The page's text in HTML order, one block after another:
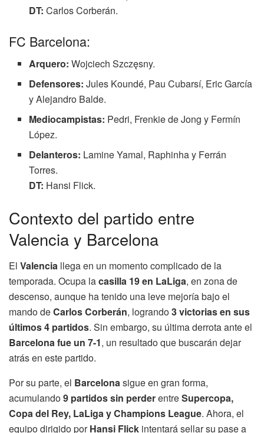
DT: Carlos Corberán.
FC Barcelona:
Arquero: Wojciech Szczęsny.
Defensores: Jules Koundé, Pau Cubarsí, Eric García
y Alejandro Balde.
Mediocampistas: Pedri, Frenkie de Jong y Fermín
López.
Delanteros: Lamine Yamal, Raphinha y Ferrán
Torres.
DT: Hansi Flick.
Contexto del partido entre
Valencia y Barcelona
El Valencia llega en un momento complicado de la
temporada. Ocupa lacasilla 19 en LaLiga, en zona de
descenso, aunque ha tenido una leve mejoría bajo el
mando deCarlos Corberán, logrando3 victorias en sus
últimos 4 partidos. Sin embargo, su última derrota ante el
Barcelona fue un 7-1, un resultado que buscarán dejar
atrás en este partido.
Por su parte, el Barcelonasigue en gran forma,
acumulando9 partidos sin perderentreSupercopa,
Copa del Rey, LaLiga y Champions League. Ahora, el
equipo dirigido porHansi Flick intentará sellar su pase a